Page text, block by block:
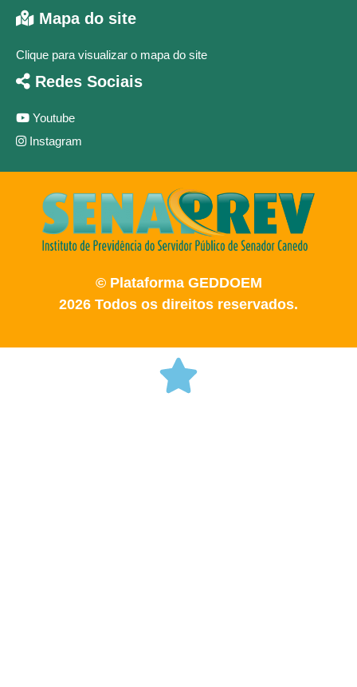
Mapa do site
Clique para visualizar o mapa do site
Redes Sociais
Youtube
Instagram
© Plataforma GEDDOEM
2026 Todos os direitos reservados.